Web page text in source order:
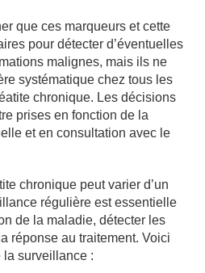
que ces marqueurs et cette
pour détecter d’éventuelles
malignes, mais ils ne
systématique chez tous les
chronique. Les décisions
prises en fonction de la
et en consultation avec le
chronique peut varier d’un
régulière est essentielle
de la maladie, détecter les
réponse au traitement. Voici
surveillance :